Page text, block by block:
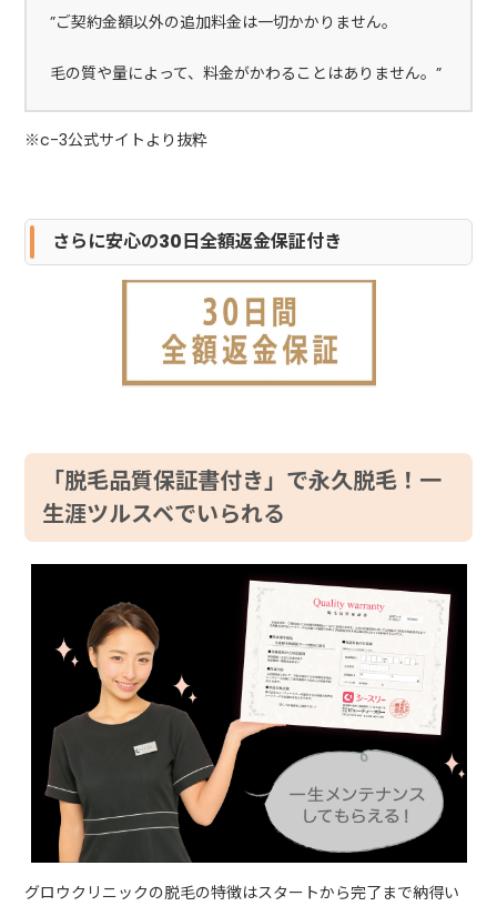
”ご契約金額以外の追加料金は一切かかりません。
毛の質や量によって、料金がかわることはありません。”
※c-3公式サイトより抜粋
さらに安心の30日全額返金保証付き
「脱毛品質保証書付き」で永久脱毛！一
生涯ツルスベでいられる
グロウクリニックの脱毛の特徴はスタートから完了まで納得い